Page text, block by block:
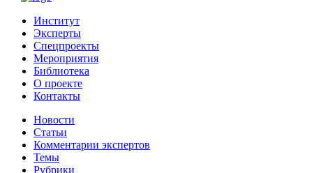
Институт
Эксперты
Спецпроекты
Мероприятия
Библиотека
О проекте
Контакты
Новости
Статьи
Комментарии экспертов
Темы
Рубрики